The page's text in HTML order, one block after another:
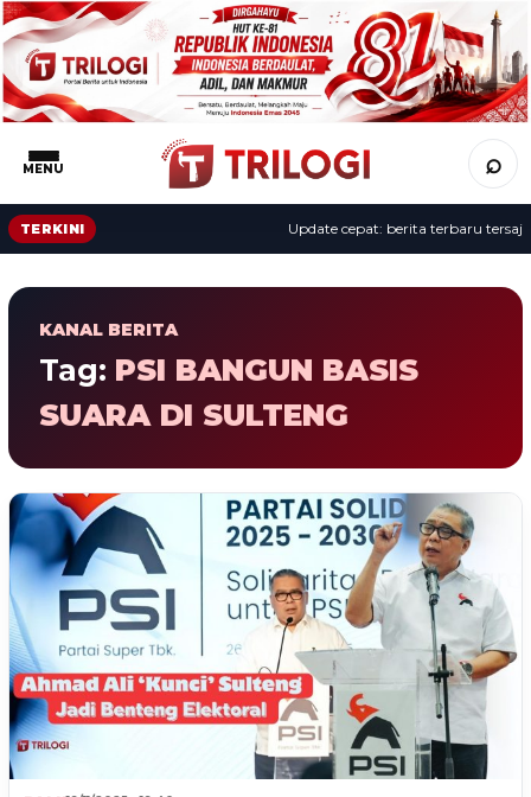
MENU ⌕
TERKINI Update cepat: berita terbaru tersaji
KANAL BERITA
Tag: PSI BANGUN BASIS
SUARA DI SULTENG